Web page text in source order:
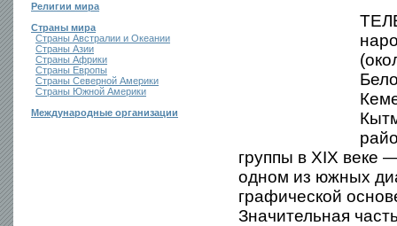
Религии мира
Страны мира
Страны Австралии и Океании
Страны Азии
Страны Африки
Страны Европы
Страны Северной Америки
Страны Южной Америки
Международные организации
группы в XIX веке
одном из южных
графической
Значительная